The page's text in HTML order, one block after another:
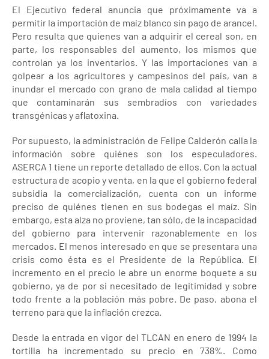
El Ejecutivo federal anuncia que próximamente va a
permitir la importación de maíz blanco sin pago de arancel.
Pero resulta que quienes van a adquirir el cereal son, en
parte, los responsables del aumento, los mismos que
controlan ya los inventarios. Y las importaciones van a
golpear a los agricultores y campesinos del país, van a
inundar el mercado con grano de mala calidad al tiempo
que contaminarán sus sembradíos con variedades
transgénicas y aflatoxina.
Por supuesto, la administración de Felipe Calderón calla la
información sobre quiénes son los especuladores.
ASERCA 1 tiene un reporte detallado de ellos. Con la actual
estructura de acopio y venta, en la que el gobierno federal
subsidia la comercialización, cuenta con un informe
preciso de quiénes tienen en sus bodegas el maíz. Sin
embargo, esta alza no proviene, tan sólo, de la incapacidad
del gobierno para intervenir razonablemente en los
mercados. El menos interesado en que se presentara una
crisis como ésta es el Presidente de la República. El
incremento en el precio le abre un enorme boquete a su
gobierno, ya de por si necesitado de legitimidad y sobre
todo frente a la población más pobre. De paso, abona el
terreno para que la inflación crezca.
Desde la entrada en vigor del TLCAN en enero de 1994 la
tortilla ha incrementado su precio en 738%. Como